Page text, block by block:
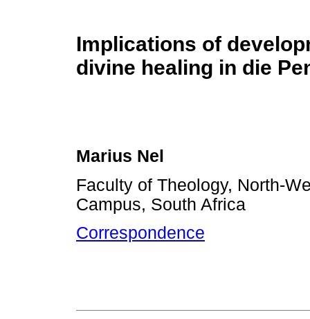
Implications of
divine healing in die
Marius Nel
Faculty of Theology, North-
Campus, South Africa
Correspondence